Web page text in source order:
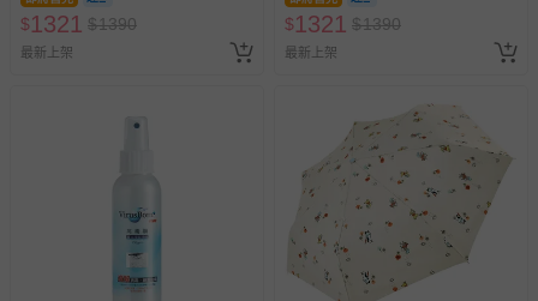
$1321 $1390
最新上架
$1321 $1390
最新上架